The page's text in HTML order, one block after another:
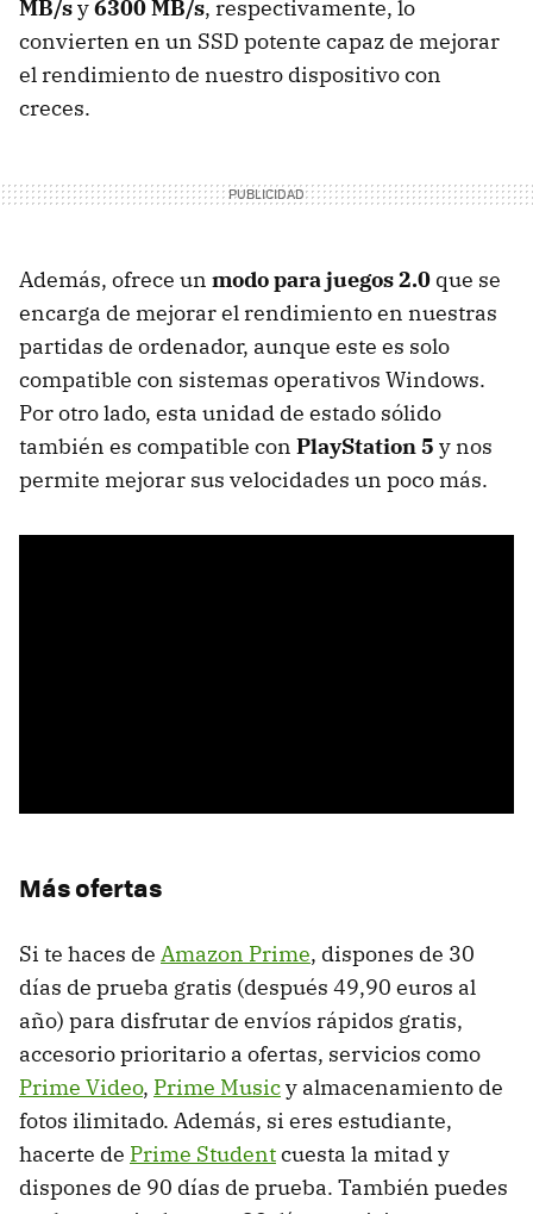
MB/sy6300 MB/s, respectivamente, lo
convierten en un SSD potente capaz de mejorar
el rendimiento de nuestro dispositivo con
creces.
Además, ofrece un modo para juegos 2.0 que se
encarga de mejorar el rendimiento en nuestras
partidas de ordenador, aunque este es solo
compatible con sistemas operativos Windows.
Por otro lado, esta unidad de estado sólido
también es compatible con PlayStation 5 y nos
permite mejorar sus velocidades un poco más.
Más ofertas
Si te haces de Amazon Prime, dispones de 30
días de prueba gratis (después 49,90 euros al
año) para disfrutar de envíos rápidos gratis,
accesorio prioritario a ofertas, servicios como
Prime Video, Prime Musicy almacenamiento de
fotos ilimitado. Además, si eres estudiante,
hacerte de Prime Studentcuesta la mitad y
dispones de 90 días de prueba. También puedes